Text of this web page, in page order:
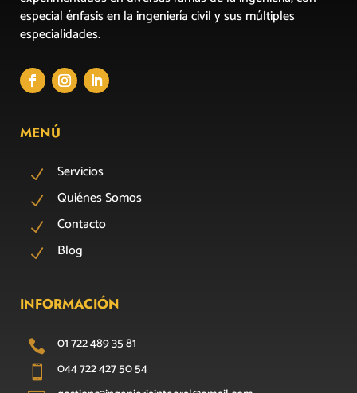
especial énfasis en la ingeniería civil y sus múltiples
especialidades.
MENÚ
N Servicios
N Quiénes Somos
N Contacto
N Blog
INFORMACIÓN
 01 722 489 35 81
 044 722 427 50 54